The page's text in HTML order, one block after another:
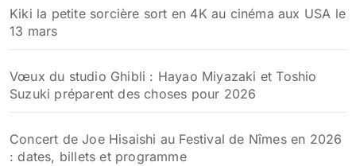
Kiki la petite sorcière sort en 4K au cinéma aux USA le
13 mars
Vœux du studio Ghibli : Hayao Miyazaki et Toshio
Suzuki préparent des choses pour 2026
Concert de Joe Hisaishi au Festival de Nîmes en 2026
: dates, billets et programme